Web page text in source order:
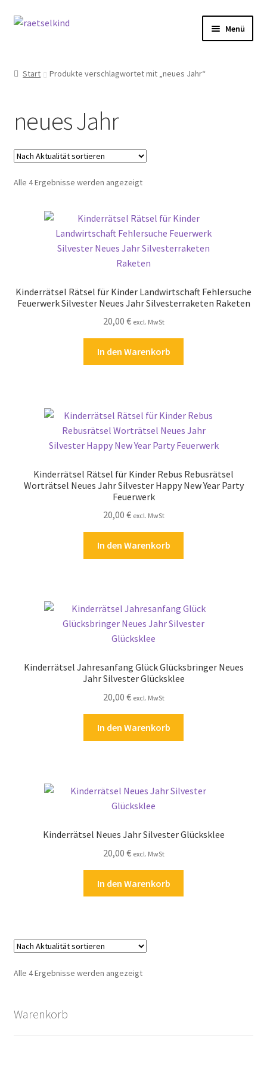
Zur
Zum
Menü
Cookie-Richtlinie (EU)
Datenschutzbelehrung
Echtheit von Bewertungen
Impressum
Kontakt
Kostenlose Rätsel
Über Rätselkind
Versandarten
Widerrufsbelehrung
Start Produkte verschlagwortet mit „neues Jahr“
neues Jahr
Alle 4 Ergebnisse werden angezeigtNach
Kinderrätsel Rätsel für Kinder Landwirtschaft Fehlersuche
Feuerwerk Silvester Neues Jahr Silvesterraketen Raketen
20,00 € excl. MwSt
In den Warenkorb
Kinderrätsel Rätsel für Kinder Rebus Rebusrätsel
Worträtsel Neues Jahr Silvester Happy New Year Party
Feuerwerk
20,00 € excl. MwSt
In den Warenkorb
Kinderrätsel Jahresanfang Glück Glücksbringer Neues
Jahr Silvester Glücksklee
20,00 € excl. MwSt
In den Warenkorb
Kinderrätsel Neues Jahr Silvester Glücksklee
20,00 € excl. MwSt
In den Warenkorb
Alle 4 Ergebnisse werden angezeigtNach
Warenkorb